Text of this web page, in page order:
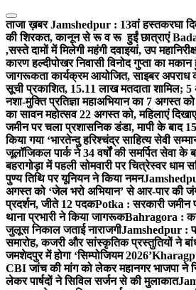
Skip
to
content
ताजा ख़बरJamshedpur : 13वां हस्तकरघा
की शिरकत, कानून से रू व रू हुईं छात्राएं
,सस्ते दामों में मिलेगी महंगी दवाइयां, उप
कारण हल्दीपोखर निवासी विनोद गुप्ता का
जागरूकता कार्यक्रम आयोजित, साइबर अपराध
सूची प्रकाशित, 15.11 लाख मतदाता शामिल;
नशा-मुक्ति प्रतिज्ञा महाअभियान का 7 अगस्त
का सावन महोत्सव 22 अगस्त को, महिलाएं
जमीन पर चला प्रशासनिक डंडा, मापी के बाद
किया गया ‘भारतेन्दु हरिश्चंद्र साहित्य सेवी
जूलॉजिकल पार्क ने 34 वर्षों की समर्पित सेवा के
बहरागोड़ा में पहली सोमवारी पर चित्रेस्वर
पुण्य तिथि पर यूनियन ने किया नमन
अगस्त को ‘जेल भरो अभियान’ से आर-पार की
प्रदर्शन, जीते 12 पदकPotka : सरकारी
थाना प्रभारी ने किया जागरूकBahragora :
जुलूस निकाल जताई नाराजगीJamshedpur :
समारोह, कजरी और सांस्कृतिक प्रस्तुतियों ने
जमशेदपुर में होगा ‘सिम्पोजियम 2026’
CBI जांच की मांग को लेकर महानगर भाजपा ने
लेकर पार्षदों ने सिविल सर्जन से की मुलाकात